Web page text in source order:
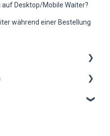
Desktop/Mobile Waiter?
während einer Bestellung